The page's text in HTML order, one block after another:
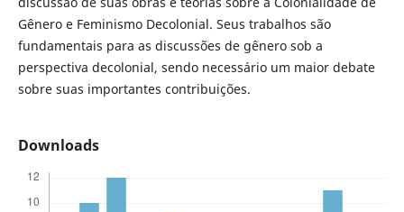
Gênero e Feminismo Decolonial. Seus trabalhos são
fundamentais para as discussões de gênero sob a
perspectiva decolonial, sendo necessário um maior debate
sobre suas importantes contribuições.
Downloads